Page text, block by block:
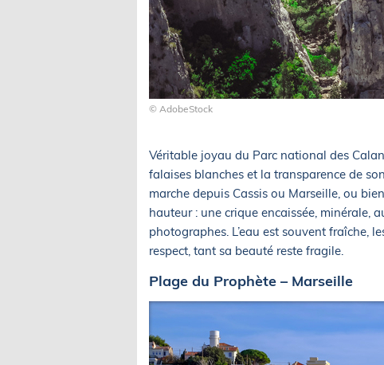
© AdobeStock
Véritable joyau du Parc national des
falaises blanches et la transparence de
marche depuis Cassis ou Marseille, ou
hauteur : une crique encaissée, minérale,
photographes. L’eau est souvent fraîche,
respect, tant sa beauté reste fragile.
Plage du Prophète – Marseille